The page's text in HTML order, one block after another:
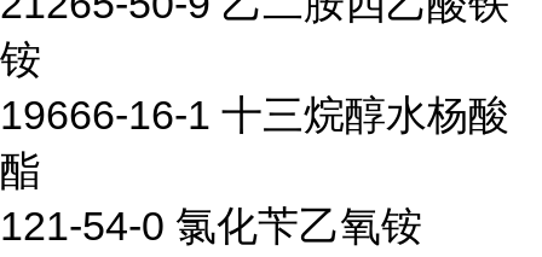
铵
19666-16-1 十三烷醇水杨酸
酯
121-54-0 氯化苄乙氧铵